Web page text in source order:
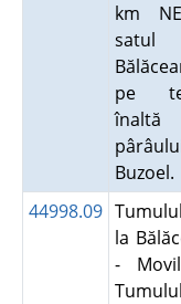
km
satul
pe
Buzoel.
44998.09
la
-